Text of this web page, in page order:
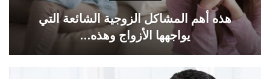
هذه أهم المشاكل الزوجية الشائعة التي
يواجهها الأزواج وهذه…